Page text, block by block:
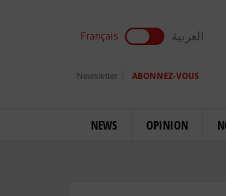
Français العربية
Newsletter ABONNEZ-VOUS
NEWS OPINION